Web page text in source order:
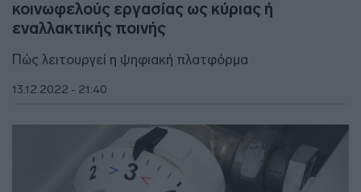
κοινωφελούς εργασίας ως κύριας ή
εναλλακτικής ποινής
Πώς λειτουργεί η ψηφιακή πλατφόρμα
13.12.2022 - 21:40